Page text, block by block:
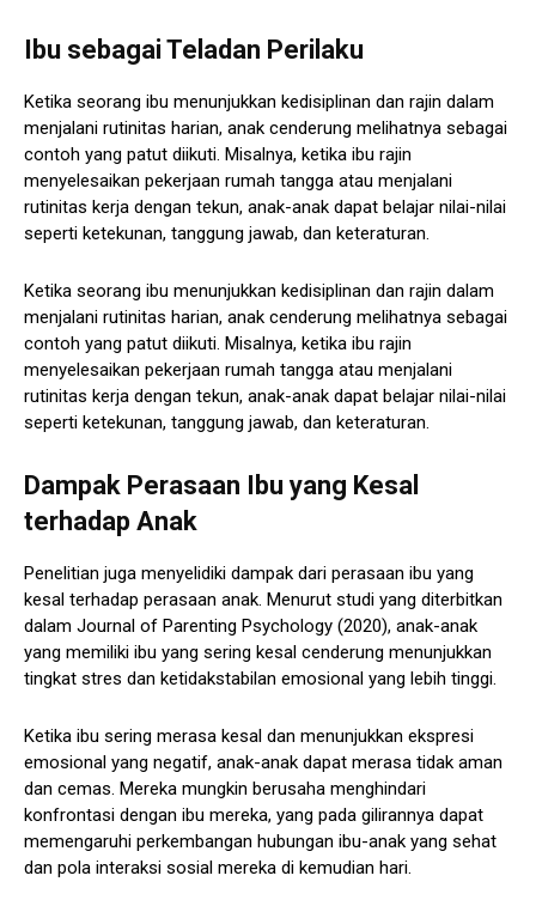
Ibu sebagai Teladan Perilaku
Ketika seorang ibu menunjukkan kedisiplinan dan rajin dalam
menjalani rutinitas harian, anak cenderung melihatnya sebagai
contoh yang patut diikuti. Misalnya, ketika ibu rajin
menyelesaikan pekerjaan rumah tangga atau menjalani
rutinitas kerja dengan tekun, anak-anak dapat belajar nilai-nilai
seperti ketekunan, tanggung jawab, dan keteraturan.
Ketika seorang ibu menunjukkan kedisiplinan dan rajin dalam
menjalani rutinitas harian, anak cenderung melihatnya sebagai
contoh yang patut diikuti. Misalnya, ketika ibu rajin
menyelesaikan pekerjaan rumah tangga atau menjalani
rutinitas kerja dengan tekun, anak-anak dapat belajar nilai-nilai
seperti ketekunan, tanggung jawab, dan keteraturan.
Dampak Perasaan Ibu yang Kesal
terhadap Anak
Penelitian juga menyelidiki dampak dari perasaan ibu yang
kesal terhadap perasaan anak. Menurut studi yang diterbitkan
dalam Journal of Parenting Psychology (2020), anak-anak
yang memiliki ibu yang sering kesal cenderung menunjukkan
tingkat stres dan ketidakstabilan emosional yang lebih tinggi.
Ketika ibu sering merasa kesal dan menunjukkan ekspresi
emosional yang negatif, anak-anak dapat merasa tidak aman
dan cemas. Mereka mungkin berusaha menghindari
konfrontasi dengan ibu mereka, yang pada gilirannya dapat
memengaruhi perkembangan hubungan ibu-anak yang sehat
dan pola interaksi sosial mereka di kemudian hari.